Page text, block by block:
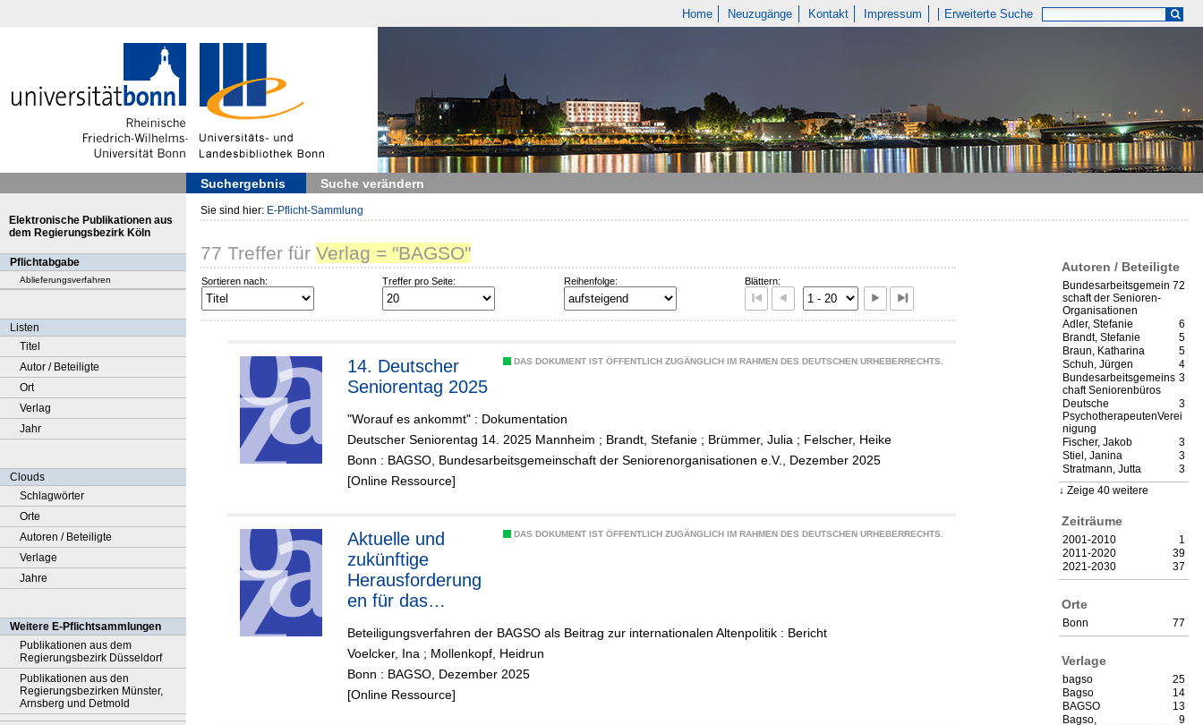
Home Neuzugänge Kontakt Impressum Erweiterte Suche
Suchergebnis Suche verändern
Elektronische Publikationen aus
dem Regierungsbezirk Köln
Pflichtabgabe
Ablieferungsverfahren
Listen
Titel
Autor / Beteiligte
Ort
Verlag
Jahr
Clouds
Schlagwörter
Orte
Autoren / Beteiligte
Verlage
Jahre
Weitere E-Pflichtsammlungen
Publikationen aus dem
Regierungsbezirk Düsseldorf
Publikationen aus den
Regierungsbezirken Münster,
Arnsberg und Detmold
Sie sind hier: E-Pflicht-Sammlung
Autoren / Beteiligte
72
Bundesarbeitsgemein
schaft der Senioren-
Organisationen
6
Adler, Stefanie
5
Brandt, Stefanie
5
Braun, Katharina
4
Schuh, Jürgen
3
Bundesarbeitsgemeins
chaft Seniorenbüros
3
Deutsche
PsychotherapeutenVerei
nigung
3
Fischer, Jakob
3
Stiel, Janina
3
Stratmann, Jutta
Zeige 40 weitere
Zeiträume
1
2001-2010
39
2011-2020
37
2021-2030
Orte
77
Bonn
Verlage
25
bagso
14
Bagso
13
BAGSO
9
Bagso,
77 Treffer für Verlag = "BAGSO"
Sortieren nach: Treffer pro Seite: Reihenfolge: Blättern:
DAS DOKUMENT IST ÖFFENTLICH ZUGÄNGLICH IM RAHMEN DES DEUTSCHEN URHEBERRECHTS.
14. Deutscher
Seniorentag 2025
"Worauf es ankommt" : Dokumentation
Deutscher Seniorentag 14. 2025 Mannheim ; Brandt, Stefanie ; Brümmer, Julia ; Felscher, Heike
Bonn : BAGSO, Bundesarbeitsgemeinschaft der Seniorenorganisationen e.V., Dezember 2025
[Online Ressource]
DAS DOKUMENT IST ÖFFENTLICH ZUGÄNGLICH IM RAHMEN DES DEUTSCHEN URHEBERRECHTS.
Aktuelle und
zukünftige
Herausforderung
en für das
Deutschland
Beteiligungsverfahren der BAGSO als Beitrag zur internationalen Altenpolitik : Bericht
Voelcker, Ina ; Mollenkopf, Heidrun
Bonn : BAGSO, Dezember 2025
[Online Ressource]